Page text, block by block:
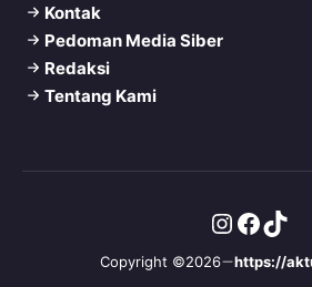
Kontak
Pedoman Media Siber
Redaksi
Tentang Kami
Copyright ©2026 https://